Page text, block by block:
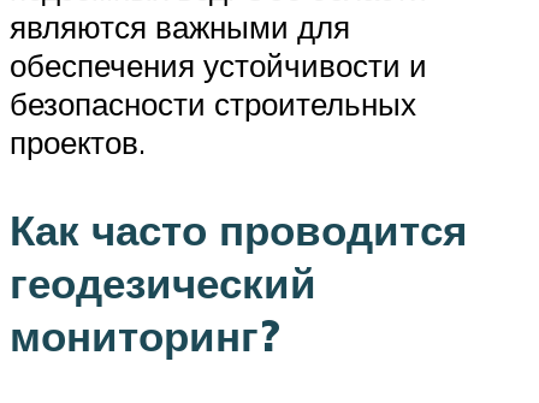
являются важными для
обеспечения устойчивости и
безопасности строительных
проектов.
Как часто проводится
геодезический
мониторинг?